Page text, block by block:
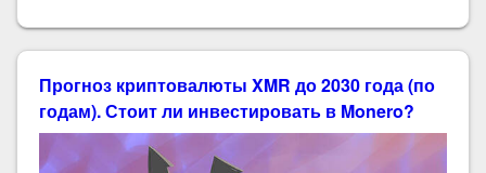
Прогноз криптовалюты XMR до 2030 года (по
годам). Стоит ли инвестировать в Monero?